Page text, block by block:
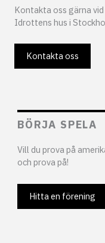
Kontakta oss gärna
Idrottens hus i
Kontakta oss
BÖRJA SPELA
Vill du prova på
och prova på!
Hitta en förening